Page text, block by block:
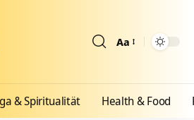
Aa
& Spiritualität Health & Food